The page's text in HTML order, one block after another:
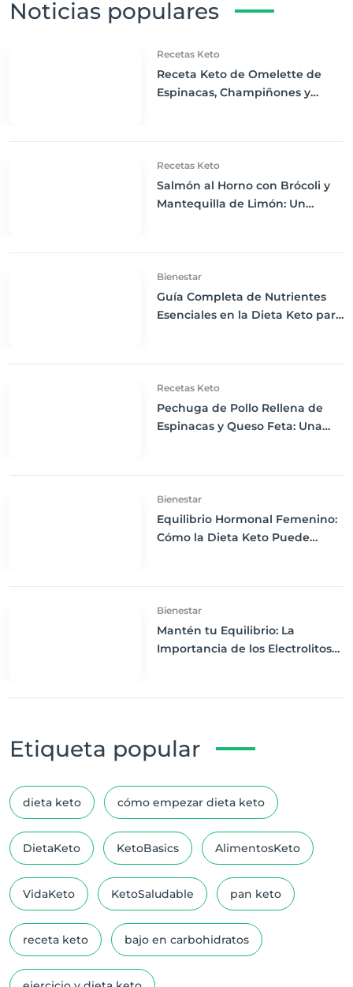
Noticias populares
Recetas Keto
Receta Keto de Omelette de
Espinacas, Champiñones y
Recetas Keto
Salmón al Horno con Brócoli y
Mantequilla de Limón: Un
Bienestar
Guía Completa de Nutrientes
Esenciales en la Dieta Keto para
Recetas Keto
Pechuga de Pollo Rellena de
Espinacas y Queso Feta: Una
Bienestar
Equilibrio Hormonal Femenino:
Cómo la Dieta Keto Puede
Bienestar
Mantén tu Equilibrio: La
Importancia de los Electrolitos
Etiqueta popular
dieta keto cómo empezar dieta keto
DietaKeto KetoBasics AlimentosKeto
VidaKeto KetoSaludable pan keto
receta keto bajo en carbohidratos